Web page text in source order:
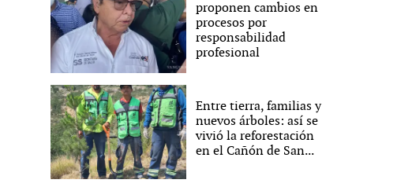
proponen cambios en
procesos por
responsabilidad
profesional
Entre tierra, familias y
nuevos árboles: así se
vivió la reforestación
en el Cañón de San...